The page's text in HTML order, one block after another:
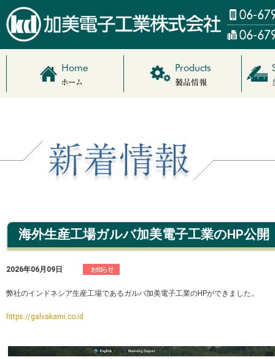
海外生産工場ガルバ加美電子工業のHP公開
2026年06月09日
弊社のインドネシア生産工場であるガルバ加美電子工業のHPができました。
https://galvakami.co.id